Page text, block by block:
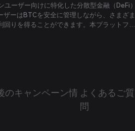
ーザー向けに特化した分散型金融（DeFi）
ザーはBTCを安全に管理しながら、さまざま
回りを得ることができます。本プラットフォ
成戦略を持つ複数のバルトを提供してお
のキャンペーン情 よくあるご質
問